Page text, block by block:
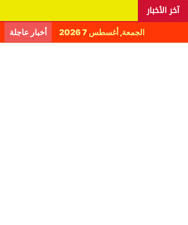
آخر الأخبار
الجمعة, أغسطس 7 2026 أخبار عاجلة